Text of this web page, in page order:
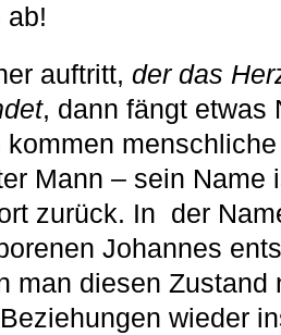
ab!
auftritt, der das
, dann fängt etwas
kommen
Mann – sein Name
zurück. In der
Johannes
man diesen Zustand
wieder